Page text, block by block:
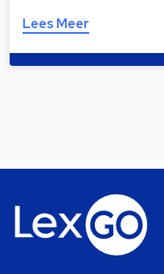
Lees Meer